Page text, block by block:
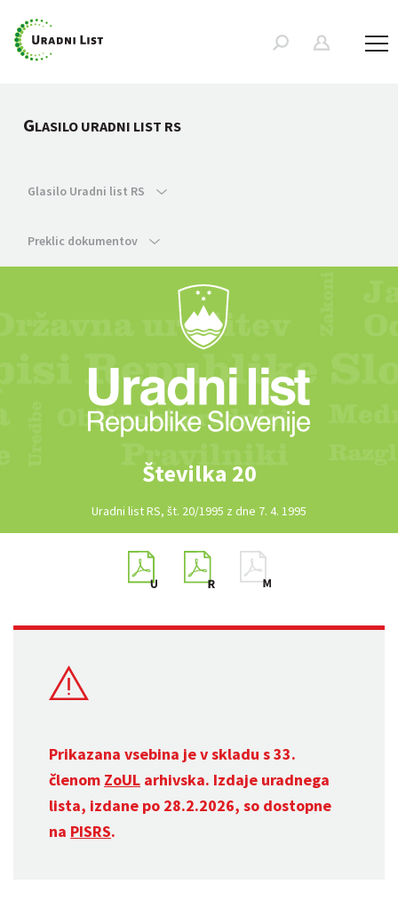
GLASILO URADNI LIST RS
Glasilo Uradni list RS
Preklic dokumentov
Številka 20
Uradni list RS, št. 20/1995 z dne 7. 4. 1995
Prikazana vsebina je v skladu s 33.
členom ZoUL arhivska. Izdaje uradnega
lista, izdane po 28.2.2026, so dostopne
na PISRS.